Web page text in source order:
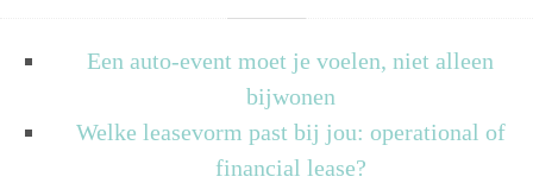
Een auto-event moet je voelen, niet alleen
bijwonen
Welke leasevorm past bij jou: operational of
financial lease?